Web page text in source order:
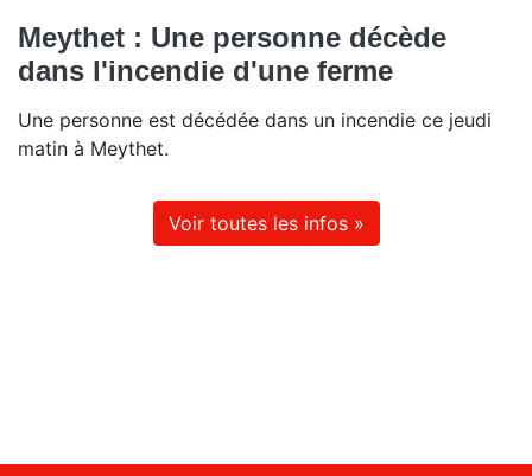
Meythet : Une personne décède
dans l'incendie d'une ferme
Une personne est décédée dans un incendie ce jeudi
matin à Meythet.
Voir toutes les infos »